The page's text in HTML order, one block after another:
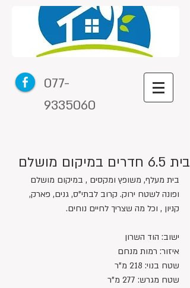
077-
9335060
בית 6.5 חדרים במיקום מושלם
בית מעלף, משופץ ומקסים , במיקום מושלם
ופונה לשטח ירוק. קרוב לבתי"ס, גנים, פארק,
קניון , וכל מה שצריך לחיים נוחים.
ישוב: הוד השרון
איזור: רמות מנחם
שטח בנוי: 218 מ"ר
שטח מגרש: 277 מ"ר